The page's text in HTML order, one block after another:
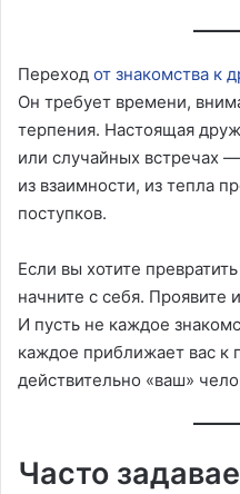
Переход от знакомства к
Он требует времени,
терпения. Настоящая
или случайных встречах
из взаимности, из тепла
поступков.
Если вы хотите
начните с себя. Проявите
И пусть не каждое
каждое приближает вас к
действительно «ваш»
Часто